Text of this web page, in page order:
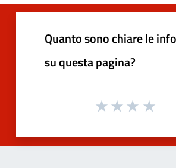
Quanto sono chiare le
su questa pagina?